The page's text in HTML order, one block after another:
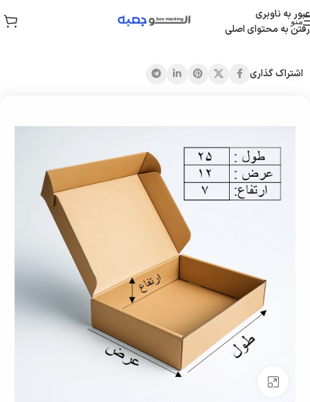
عبور به ناوبری
رفتن به محتوای اصلی
منو
خانه/جعبه کیبوردی
اشتراک گذاری